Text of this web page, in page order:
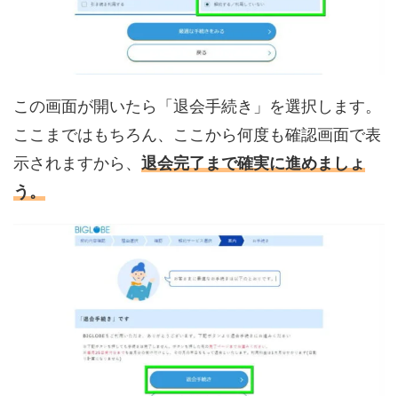
この画面が開いたら「退会手続き」を選択します。
ここまではもちろん、ここから何度も確認画面で表
示されますから、 退会完了まで確実に進めましょ
う。